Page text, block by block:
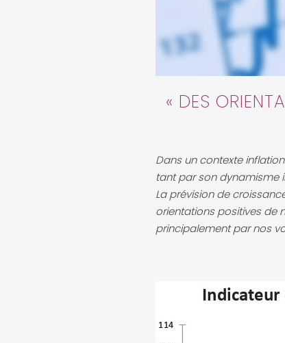
« DES
Dans un contexte
tant par son dynamisme
La prévision de
orientations positives de
principalement par nos